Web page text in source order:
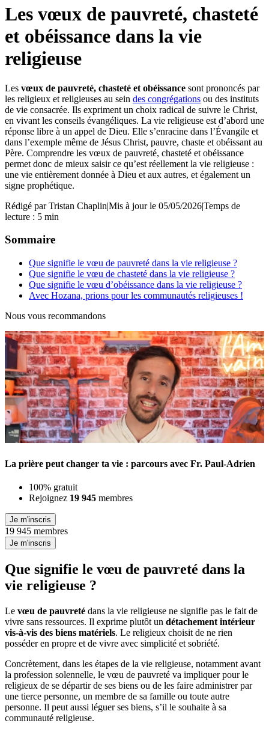
Les vœux de pauvreté, chasteté
et obéissance dans la vie
religieuse
Les vœux de pauvreté, chasteté et obéissance sont prononcés par
les religieux et religieuses au sein des congrégations ou des instituts
de vie consacrée. Ils expriment un choix radical de suivre le Christ,
en vivant les conseils évangéliques. La vie religieuse est d’abord une
réponse libre à un appel de Dieu. Elle s’enracine dans l’Évangile et
dans l’exemple même de Jésus Christ, pauvre, chaste et obéissant au
Père. Comprendre les vœux de pauvreté, chasteté et obéissance
permet donc de mieux saisir ce qu’est réellement la vie religieuse :
une vie entièrement donnée à Dieu et aux autres, et également un
signe prophétique.
Rédigé parTristan Chaplin|Mis à jour le 05/05/2026|Temps de
lecture : 5 min
Sommaire
Que signifie le vœu de pauvreté dans la vie religieuse ?
Que signifie le vœu de chasteté dans la vie religieuse ?
Que signifie le vœu d’obéissance dans la vie religieuse ?
Avec Hozana, prions pour les communautés religieuses !
Nous vous recommandons
La prière peut changer ta vie : parcours avec Fr. Paul-Adrien
100% gratuit
Rejoignez 19 945 membres
Je m'inscris
19 945 membres
Je m'inscris
Que signifie le vœu de pauvreté dans la
vie religieuse ?
Le vœu de pauvreté dans la vie religieuse ne signifie pas le fait de
vivre sans ressources. Il exprime plutôt un détachement intérieur
vis-à-vis des biens matériels. Le religieux choisit de ne rien
posséder en propre et de vivre avec simplicité et sobriété.
Concrètement, dans les étapes de la vie religieuse, notamment avant
la profession solennelle, le vœu de pauvreté va impliquer pour le
religieux de se départir de ses biens ou de les faire administrer par
une tierce personne, un membre de sa famille ou toute autre
personne. Il peut aussi léguer ses biens, s’il le souhaite à sa
communauté religieuse.